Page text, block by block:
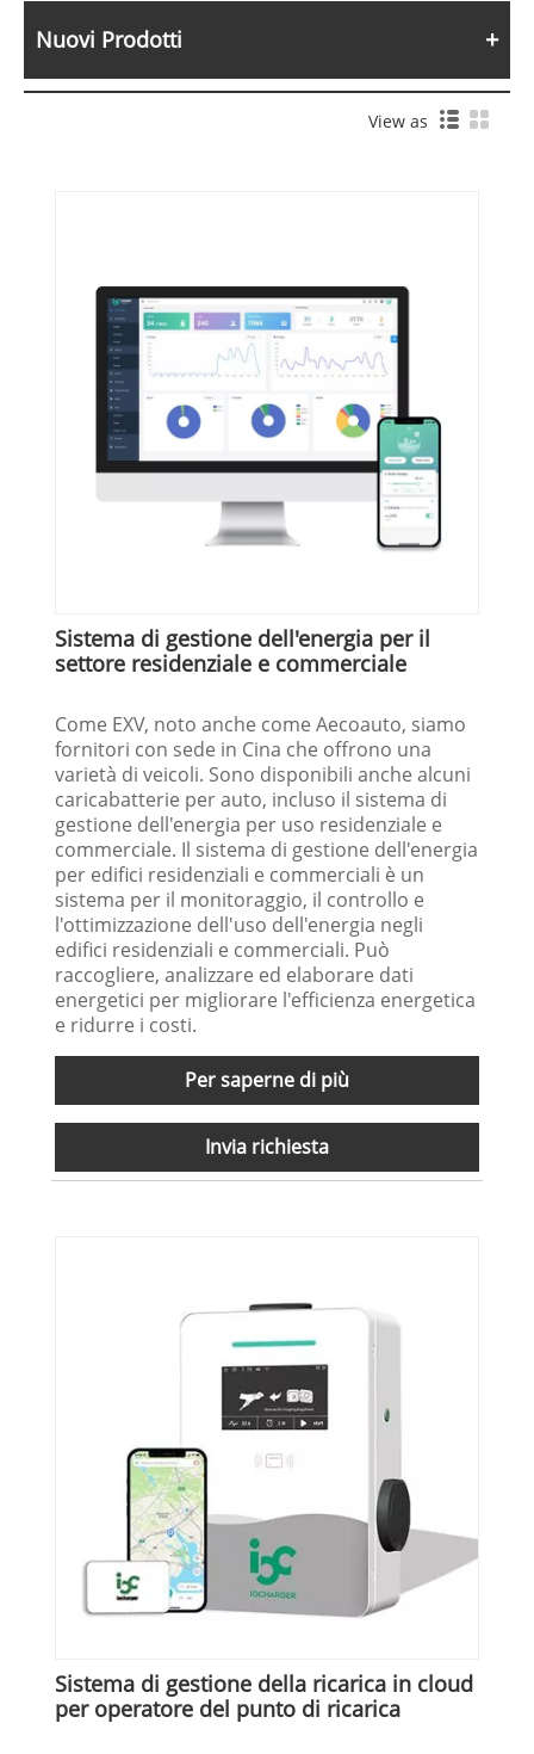
Nuovi Prodotti
View as
Sistema di gestione dell'energia per il
settore residenziale e commerciale
Come EXV, noto anche come Aecoauto, siamo
fornitori con sede in Cina che offrono una
varietà di veicoli. Sono disponibili anche alcuni
caricabatterie per auto, incluso il sistema di
gestione dell'energia per uso residenziale e
commerciale. Il sistema di gestione dell'energia
per edifici residenziali e commerciali è un
sistema per il monitoraggio, il controllo e
l'ottimizzazione dell'uso dell'energia negli
edifici residenziali e commerciali. Può
raccogliere, analizzare ed elaborare dati
energetici per migliorare l'efficienza energetica
e ridurre i costi.
Per saperne di più
Invia richiesta
Sistema di gestione della ricarica in cloud
per operatore del punto di ricarica